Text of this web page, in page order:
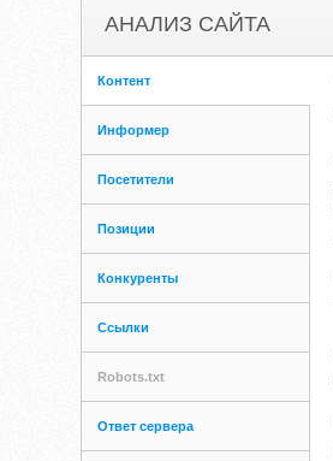
АНАЛИЗ САЙТА
Контент
Информер
Посетители
Позиции
Конкуренты
Ссылки
Robots.txt
Ответ сервера